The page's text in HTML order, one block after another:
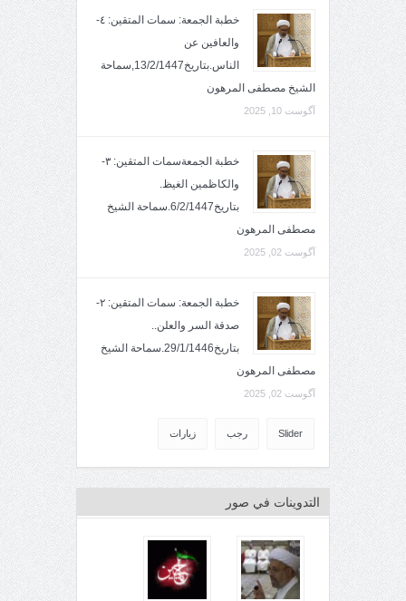
خطبة الجمعة: سمات المتقين: ٤-
والعافين عن
الناس.بتاريخ13/2/1447,سماحة
الشيخ مصطفى المرهون
آگوست 10, 2025
خطبة الجمعةسمات المتقين: ٣-
والكاظمين الغيظ.
بتاريخ6/2/1447.سماحة الشيخ
مصطفى المرهون
آگوست 02, 2025
خطبة الجمعة: سمات المتقين: ٢-
صدقة السر والعلن..
بتاريخ29/1/1446.سماحة الشيخ
مصطفى المرهون
آگوست 02, 2025
Slider رجب زيارات
التدوينات في صور